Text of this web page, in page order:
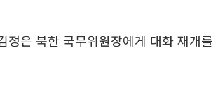
정은 북한 국무위원장에게 대화 재개를